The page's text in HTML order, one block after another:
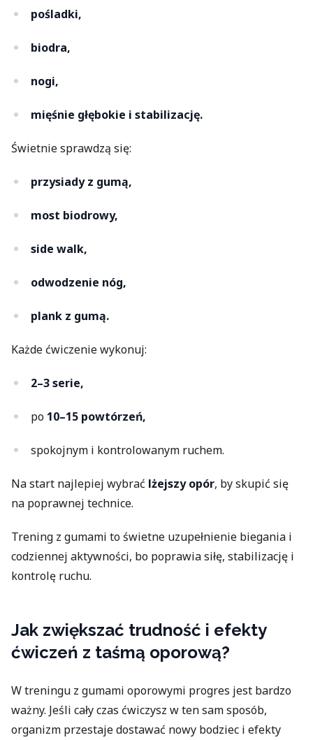
pośladki,
biodra,
nogi,
mięśnie głębokie i stabilizację.
Świetnie sprawdzą się:
przysiady z gumą,
most biodrowy,
side walk,
odwodzenie nóg,
plank z gumą.
Każde ćwiczenie wykonuj:
2–3 serie,
po 10–15 powtórzeń,
spokojnym i kontrolowanym ruchem.
Na start najlepiej wybrać lżejszy opór, by skupić się
na poprawnej technice.
Trening z gumami to świetne uzupełnienie biegania i
codziennej aktywności, bo poprawia siłę, stabilizację i
kontrolę ruchu.
Jak zwiększać trudność i efekty
ćwiczeń z taśmą oporową?
W treningu z gumami oporowymi progres jest bardzo
ważny. Jeśli cały czas ćwiczysz w ten sam sposób,
organizm przestaje dostawać nowy bodziec i efekty